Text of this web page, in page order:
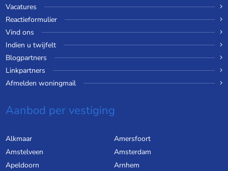
Vacatures
Reactieformulier
Vind ons
Indien u twijfelt
Blogpartners
Linkpartners
Afmelden woningmail
Aanbod per vestiging
Alkmaar
Amersfoort
Amstelveen
Amsterdam
Apeldoorn
Arnhem